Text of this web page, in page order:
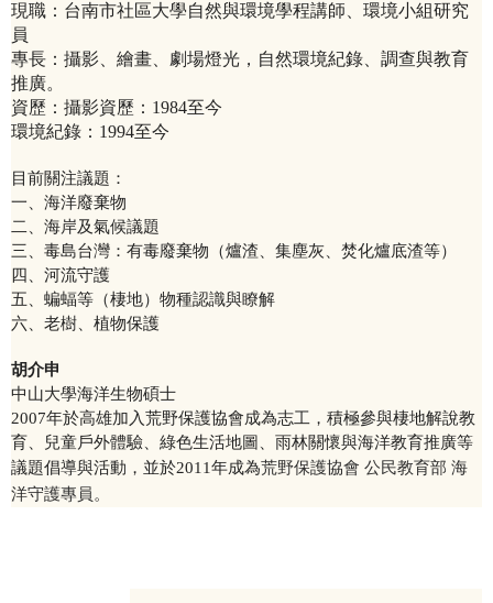
現職：台南市社區大學自然與環境學程講師、環境小組研究
員
專長：攝影、繪畫、劇場燈光，自然環境紀錄、調查與教育
推廣。
資歷：攝影資歷：1984至今
環境紀錄：1994至今
目前關注議題：
一、海洋廢棄物
二、海岸及氣候議題
三、毒島台灣：有毒廢棄物（爐渣、集塵灰、焚化爐底渣等）
四、河流守護
五、蝙蝠等（棲地）物種認識與瞭解
六、老樹、植物保護
胡介申
中山大學海洋生物碩士
2007年於高雄加入荒野保護協會成為志工，積極參與棲地解說教
育、兒童戶外體驗、綠色生活地圖、雨林關懷與海洋教育推廣等
議題倡導與活動，並於2011年成為荒野保護協會 公民教育部 海
洋守護專員。